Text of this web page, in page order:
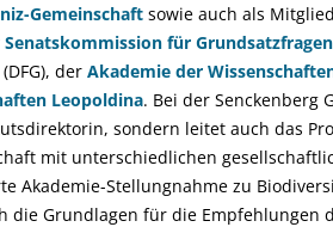
Gemeinschaft sowie auch als
Senatskommission für
(DFG), der Akademie der
Leopoldina. Bei der Senckenberg
sondern leitet auch das
mit unterschiedlichen
Akademie-Stellungnahme zu
die Grundlagen für die Empfehlungen